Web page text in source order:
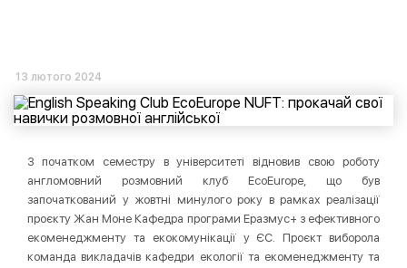
13 лютого 2024
З початком семестру в університеті відновив свою роботу
англомовний розмовний клуб EcoEurope, що був
започаткований у жовтні минулого року в рамках реалізації
проєкту Жан Моне Кафедра програми Еразмус+ з ефективного
екоменеджменту та екокомунікації у ЄС. Проєкт виборола
команда викладачів кафедри екології та екоменеджменту та